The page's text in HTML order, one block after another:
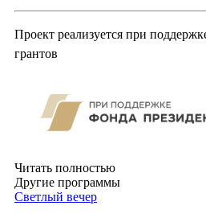
Проект реализуется при
грантов
Читать полностью
Другие программы
Светлый вечер